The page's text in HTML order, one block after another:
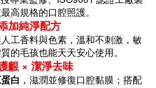
高規格的口腔照護。
加純淨配方
工香料與色素， 溫和不刺激，敏
的毛孩也能天天安心使用。
齦 × 潔淨去味
白 ，滋潤並修復口腔黏膜；搭配